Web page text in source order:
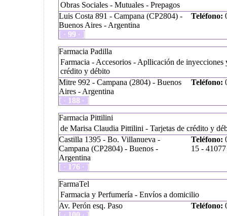
Obras Sociales - Mutuales - Prepagos
Luis Costa 891 - Campana (CP2804) -
Buenos Aires - Argentina
[ · 99 · ]
Teléfono:
Farmacia Padilla
Farmacia - Accesorios - Apllicación de inyecciones
crédito y débito
Mitre 992 - Campana (2804) - Buenos
Aires - Argentina
[ · 188 · ]
Teléfono:
Farmacia Pittilini
de Marisa Claudia Pittilini - Tarjetas de crédito y
Castilla 1395 - Bo. Villanueva -
Campana (CP2804) - Buenos -
Argentina
[ · 176 · ]
Teléfono:
15 - 41077
FarmaTel
Farmacia y Perfumería - Envíos a domicilio
Av. Perón esq. Paso
Teléfono: